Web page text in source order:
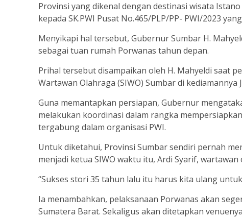
Provinsi yang dikenal dengan destinasi wisata
kepada SK.PWI Pusat No.465/PLP/PP- PWI/2023
Menyikapi hal tersebut, Gubernur Sumbar H.
sebagai tuan rumah Porwanas tahun depan.
Prihal tersebut disampaikan oleh H. Mahyeldi saat
Wartawan Olahraga (SIWO) Sumbar di kediamannya
Guna memantapkan persiapan, Gubernur
melakukan koordinasi dalam rangka
tergabung dalam organisasi PWI.
Untuk diketahui, Provinsi Sumbar sendiri pernah
menjadi ketua SIWO waktu itu, Ardi Syarif, wartawan
“Sukses stori 35 tahun lalu itu harus kita ulang
Ia menambahkan, pelaksanaan Porwanas akan
Sumatera Barat. Sekaligus akan ditetapkan